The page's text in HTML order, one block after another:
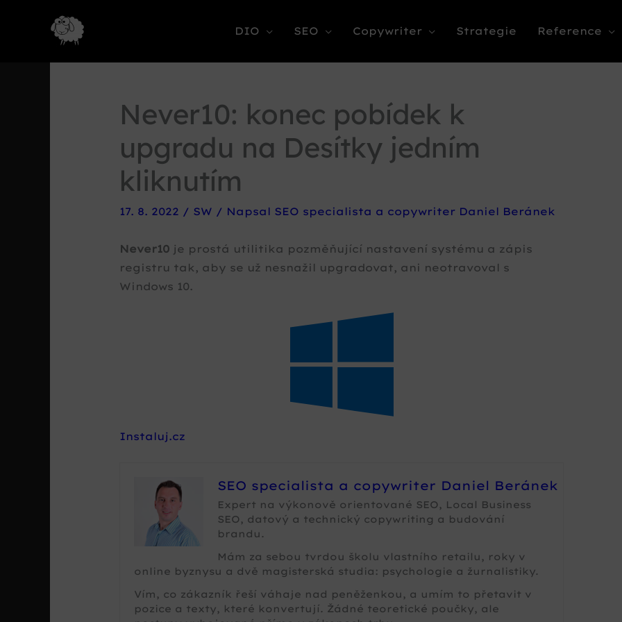
DIO SEO Copywriter Strategie Reference
Never10: konec pobídek k
upgradu na Desítky jedním
kliknutím
17. 8. 2022 / SW / Napsal SEO specialista a copywriter Daniel Beránek
Never10 je prostá utilitika pozměňující nastavení systému a zápis
registru tak, aby se už nesnažil upgradovat, ani neotravoval s
Windows 10.
Instaluj.cz
SEO specialista a copywriter Daniel Beránek
Expert na výkonově orientované SEO, Local Business
SEO, datový a technický copywriting a budování
brandu.
Mám za sebou tvrdou školu vlastního retailu, roky v
online byznysu a dvě magisterská studia: psychologie a žurnalistiky.
Vím, co zákazník řeší váhaje nad peněženkou, a umím to přetavit v
pozice a texty, které konvertují. Žádné teoretické poučky, ale